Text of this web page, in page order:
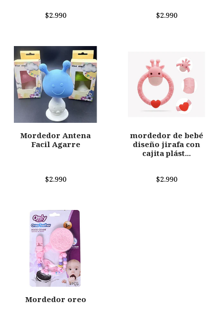
$2.990 $2.990
Mordedor Antena
Facil Agarre
$2.990
mordedor de bebé
diseño jirafa con
cajita plást...
$2.990
Mordedor oreo